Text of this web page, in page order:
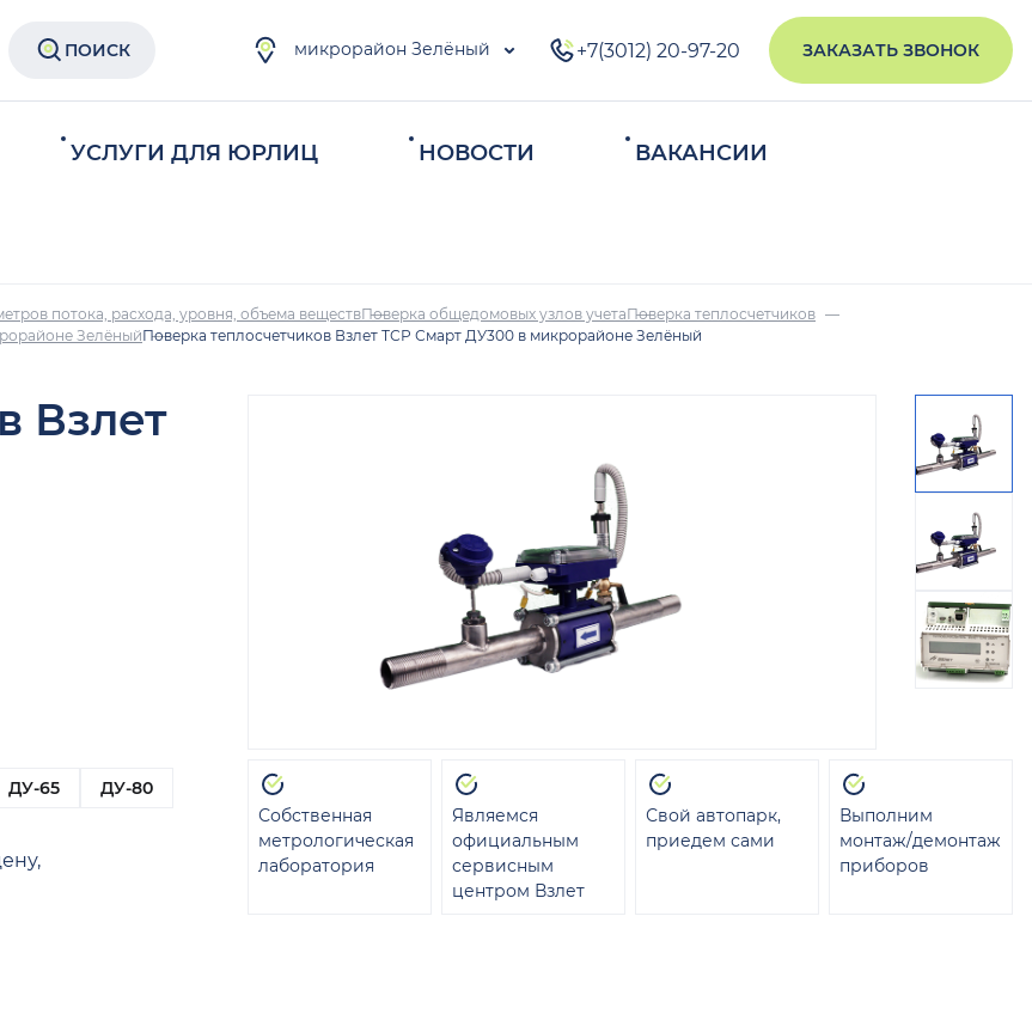
ПОИСК микрорайон Зелёный +7(3012) 20-97-20 ЗАКАЗАТЬ ЗВОНОК
УСЛУГИ ДЛЯ ЮРЛИЦ НОВОСТИ ВАКАНСИИ
потока, расхода, уровня, объема веществПоверка общедомовых узлов учетаПоверка теплосчетчиков
ЗелёныйПоверка теплосчетчиков Взлет ТСР Смарт ДУ300 в микрорайоне Зелёный
Взлет
ДУ-65
ДУ-80
Собственная
метрологическая
лаборатория
Являемся
официальным
сервисным
центром Взлет
Свой автопарк,
приедем сами
Выполним
монтаж/демонтаж
приборов